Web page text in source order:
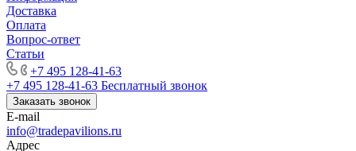
Доставка
Оплата
Вопрос-ответ
Статьи
+7 495 128-41-63
+7 495 128-41-63 Бесплатный звонок
Заказать звонок
E-mail
info@tradepavilions.ru
Адрес